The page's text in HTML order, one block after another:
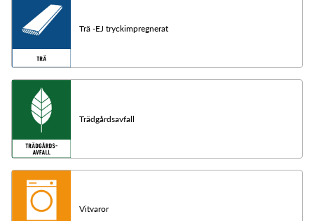
Trä -EJ tryckimpregnerat
Trädgårdsavfall
Vitvaror